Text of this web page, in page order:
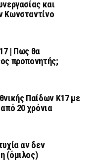
και
Κωνσταντίνο
| Πως θα
προπονητής;
Παίδων Κ17 με
20 χρόνια
αν δεν
(όμιλος)